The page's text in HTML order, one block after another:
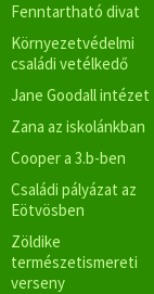
Fenntartható divat
Környezetvédelmi
családi vetélkedő
Jane Goodall intézet
Zana az iskolánkban
Cooper a 3.b-ben
Családi pályázat az
Eötvösben
Zöldike
természetismereti
verseny